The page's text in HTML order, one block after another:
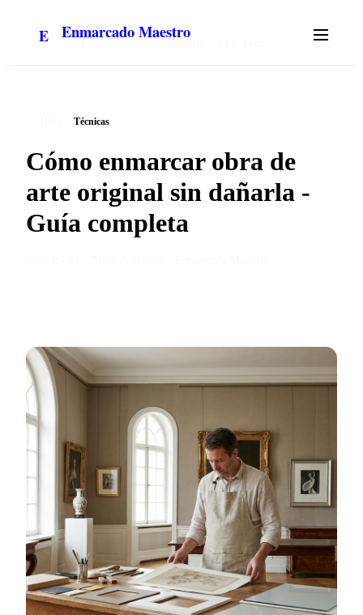
E Enmarcado Maestro
Técnicas
Cómo enmarcar obra de
arte original sin dañarla -
Guía completa